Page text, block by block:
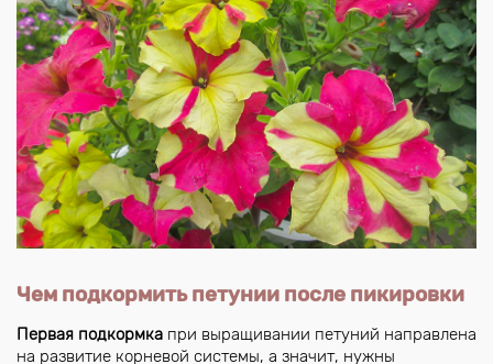
Чем подкормить петунии после пикировки
Первая подкормка при выращивании петуний направлена
на развитие корневой системы, а значит, нужны